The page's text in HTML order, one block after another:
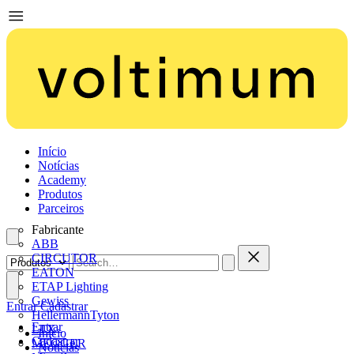
Início
Notícias
Academy
Produtos
Parceiros
Fabricante
ABB
CIRCUTOR
EATON
ETAP Lighting
Gewiss
HellermannTyton
LTX
MEGGER
Entrar
Cadastrar
Entrar Cadastrar
Início
Notícias